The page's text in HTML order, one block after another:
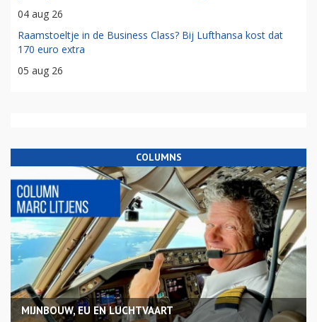
04 aug 26
Raamstoeltje in de Business Class? Bij Lufthansa kost dat
170 euro extra
05 aug 26
COLUMNS
MIJNBOUW, EU EN LUCHTVAART